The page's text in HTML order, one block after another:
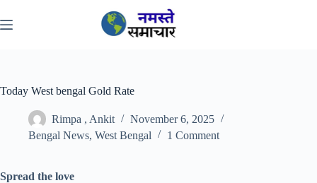
to
content
Today West bengal Gold Rate
Rimpa , Ankit
November 6, 2025
Bengal News, West Bengal 1 Comment
Spread the love